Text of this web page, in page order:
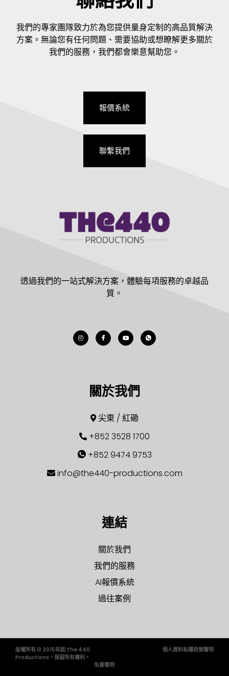
我們的專家團隊致力於為您提供量身定制的高品質解決
方案。無論您有任何問題、需要協助或想瞭解更多關於
我們的服務，我們都會樂意幫助您。
報價系統
聯繫我們
透過我們的一站式解決方案，體驗每項服務的卓越品
質。
關於我們
尖東 / 紅磡
+852 3528 1700
+852 9474 9753
info@the440-productions.com
連結
關於我們
我們的服務
AI報價系統
過往案例
版權所有 © 2015年起 The 440
Productions。保留所有權利。
個人資料私隱政策聲明
免責聲明